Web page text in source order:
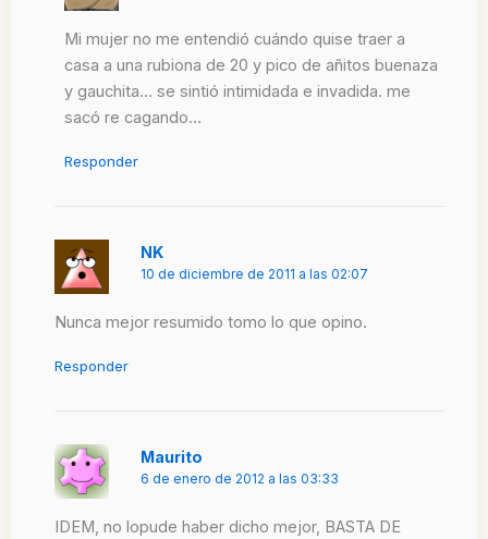
Mi mujer no me entendió cuándo quise traer a
casa a una rubiona de 20 y pico de añitos buenaza
y gauchita… se sintió intimidada e invadida. me
sacó re cagando…
Responder
NK
10 de diciembre de 2011 a las 02:07
Nunca mejor resumido tomo lo que opino.
Responder
Maurito
6 de enero de 2012 a las 03:33
IDEM, no lopude haber dicho mejor, BASTA DE